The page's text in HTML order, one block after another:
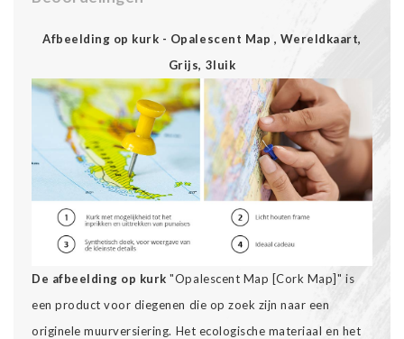
Afbeelding op kurk - Opalescent Map , Wereldkaart,
Grijs, 3luik
De afbeelding op kurk "Opalescent Map [Cork Map]" is
een product voor diegenen die op zoek zijn naar een
originele muurversiering. Het ecologische materiaal en het